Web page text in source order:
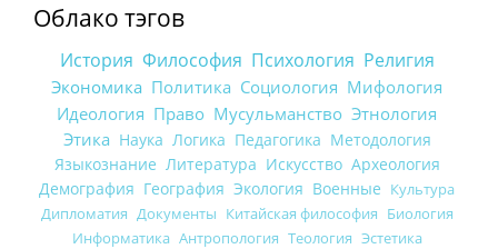
Облако тэгов
История Философия Психология Религия
Экономика Политика Социология Мифология
Идеология Право Мусульманство Этнология
Этика Наука Логика Педагогика Методология
Языкознание Литература Искусство Археология
Демография География Экология Военные Культура
Дипломатия Документы Китайская философия Биология
Информатика Антропология Теология Эстетика